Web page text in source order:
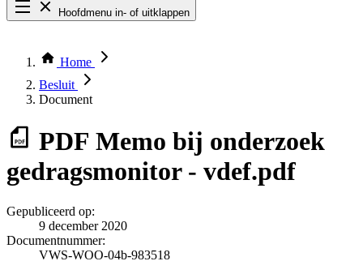
Hoofdmenu in- of uitklappen
Thema COVID-19
Bekijk per bestuursorgaan
Home
Besluit
Document
PDF Memo bij onderzoek
gedragsmonitor - vdef.pdf
Gepubliceerd op:
9 december 2020
Documentnummer:
VWS-WOO-04b-983518